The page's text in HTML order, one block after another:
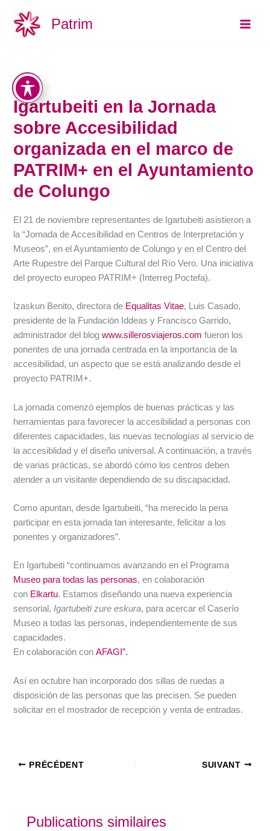
contenu
Patrim
Igartubeiti en la Jornada
sobre Accesibilidad
organizada en el marco de
PATRIM+ en el Ayuntamiento
de Colungo
El 21 de noviembre representantes de Igartubeiti asistieron a
la “Jornada de Accesibilidad en Centros de Interpretación y
Museos”, en el Ayuntamiento de Colungo y en el Centro del
Arte Rupestre del Parque Cultural del Río Vero. Una iniciativa
del proyecto europeo PATRIM+ (Interreg Poctefa).
Izaskun Benito, directora de Equalitas Vitae, Luis Casado,
presidente de la Fundación Iddeas y Francisco Garrido,
administrador del blogwww.sillerosviajeros.com fueron los
ponentes de una jornada centrada en la importancia de la
accesibilidad, un aspecto que se está analizando desde el
proyecto PATRIM+.
La jornada comenzó ejemplos de buenas prácticas y las
herramientas para favorecer la accesibilidad a personas con
diferentes capacidades, las nuevas tecnologías al servicio de
la accesiblidad y el diseño universal. A continuación, a través
de varias prácticas, se abordó cómo los centros deben
atender a un visitante dependiendo de su discapacidad.
Como apuntan, desde Igartubeiti, “ha merecido la pena
participar en esta jornada tan interesante, felicitar a los
ponentes y organizadores”.
En Igartubeiti “continuamos avanzando en el Programa
Museo para todas las personas, en colaboración
con Elkartu. Estamos diseñando una nueva experiencia
sensorial, Igartubeiti zure eskura, para acercar el Caserío
Museo a todas las personas, independientemente de sus
capacidades.
En colaboración conAFAGI”.
Así en octubre han incorporado dos sillas de ruedas a
disposición de las personas que las precisen. Se pueden
solicitar en el mostrador de recepción y venta de entradas.
PRÉCÉDENT SUIVANT
Publications similaires